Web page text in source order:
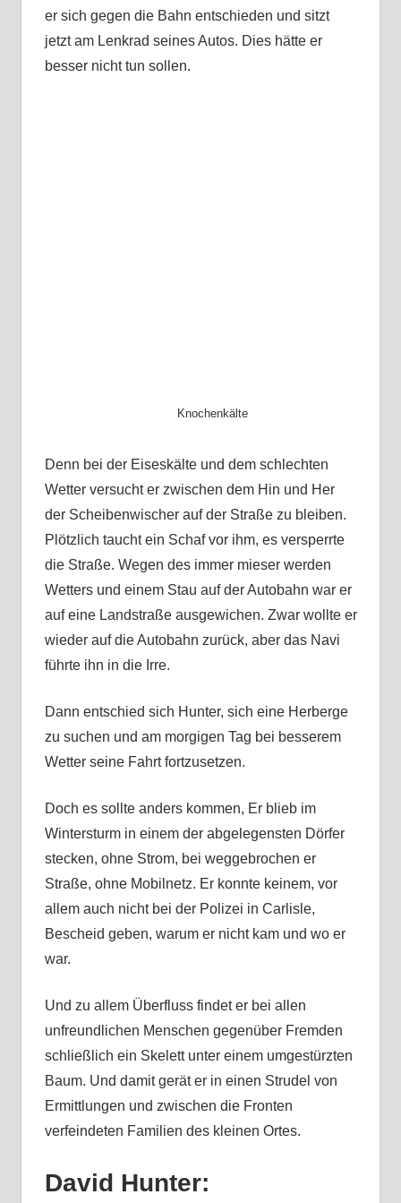
er sich gegen die Bahn entschieden und sitzt
jetzt am Lenkrad seines Autos. Dies hätte er
besser nicht tun sollen.
Knochenkälte
Denn bei der Eiseskälte und dem schlechten
Wetter versucht er zwischen dem Hin und Her
der Scheibenwischer auf der Straße zu bleiben.
Plötzlich taucht ein Schaf vor ihm, es versperrte
die Straße. Wegen des immer mieser werden
Wetters und einem Stau auf der Autobahn war er
auf eine Landstraße ausgewichen. Zwar wollte er
wieder auf die Autobahn zurück, aber das Navi
führte ihn in die Irre.
Dann entschied sich Hunter, sich eine Herberge
zu suchen und am morgigen Tag bei besserem
Wetter seine Fahrt fortzusetzen.
Doch es sollte anders kommen, Er blieb im
Wintersturm in einem der abgelegensten Dörfer
stecken, ohne Strom, bei weggebrochen er
Straße, ohne Mobilnetz. Er konnte keinem, vor
allem auch nicht bei der Polizei in Carlisle,
Bescheid geben, warum er nicht kam und wo er
war.
Und zu allem Überfluss findet er bei allen
unfreundlichen Menschen gegenüber Fremden
schließlich ein Skelett unter einem umgestürzten
Baum. Und damit gerät er in einen Strudel von
Ermittlungen und zwischen die Fronten
verfeindeten Familien des kleinen Ortes.
David Hunter: